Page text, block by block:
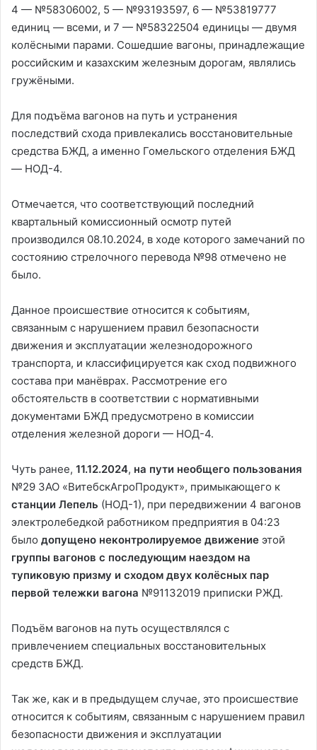
4 — №58306002, 5 — №93193597, 6 — №53819777
единиц — всеми, и 7 — №58322504 единицы — двумя
колёсными парами. Сошедшие вагоны, принадлежащие
российским и казахским железным дорогам, являлись
гружёными.
Для подъёма вагонов на путь и устранения
последствий схода привлекались восстановительные
средства БЖД, а именно Гомельского отделения БЖД
— НОД-4.
Отмечается, что соответствующий последний
квартальный комиссионный осмотр путей
производился 08.10.2024, в ходе которого замечаний по
состоянию стрелочного перевода №98 отмечено не
было.
Данное происшествие относится к событиям,
связанным с нарушением правил безопасности
движения и эксплуатации железнодорожного
транспорта, и классифицируется как сход подвижного
состава при манёврах. Рассмотрение его
обстоятельств в соответствии с нормативными
документами БЖД предусмотрено в комиссии
отделения железной дороги — НОД-4.
Чуть ранее, 11.12.2024, на пути необщего пользования
№29 ЗАО «ВитебскАгроПродукт», примыкающего к
станции Лепель (НОД-1), при передвижении 4 вагонов
электролебедкой работником предприятия в 04:23
было допущено неконтролируемое движение этой
группы вагонов с последующим наездом на
тупиковую призму и сходом двух колёсных пар
первой тележки вагона №91132019 приписки РЖД.
Подъём вагонов на путь осуществлялся с
привлечением специальных восстановительных
средств БЖД.
Так же, как и в предыдущем случае, это происшествие
относится к событиям, связанным с нарушением правил
безопасности движения и эксплуатации